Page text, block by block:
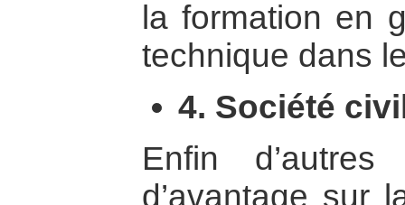
la formation en
technique dans
4. Société
Enfin
d’avantage sur